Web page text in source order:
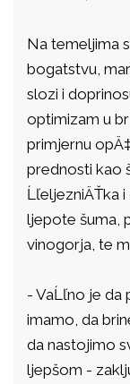
Na temeljima
bogatstvu,
slozi i
optimizam u
primjernu
prednosti kao
ĹľeljezniÄŤka
ljepote šuma,
vinogorja, te
- VaĹľno je da
imamo, da
da nastojimo
ljepšom -